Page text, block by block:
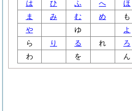
は
ひ ふ へ
ほ
ま
み む め
も
や
ゆ
よ
ら
り る れ
ろ
わ
を ん